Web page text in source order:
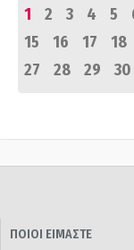
1
2 3 4 5
15
16 17 18
27
28 29 30
ΠΟΙΟΙ ΕΙΜΑΣΤΕ